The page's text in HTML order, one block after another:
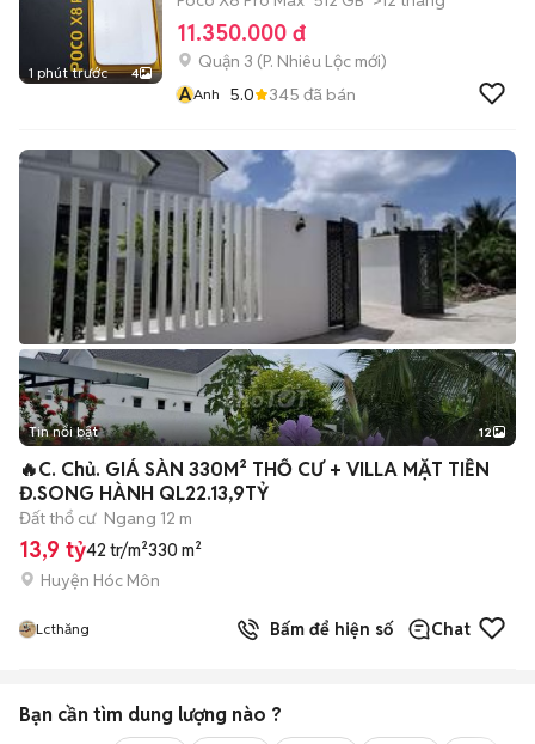
1 phút trước 4
11.350.000 đ
Quận 3 (P. Nhiêu Lộc mới)
AAnh 5.0 345 đã bán
+2
Tin nổi bật 12
🔥C. Chủ. GIÁ SÀN 330M² THỔ CƯ + VILLA MẶT TIỀN
Đ.SONG HÀNH QL22.13,9TỶ
Đất thổ cư Ngang 12 m
13,9 tỷ42 tr/m²330 m²
Huyện Hóc Môn
Lcthăng Bấm để hiện số Chat
Bạn cần tìm dung lượng nào ?